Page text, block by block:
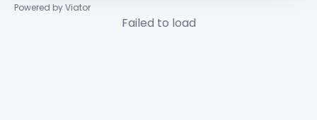
Powered by Viator
Failed to load